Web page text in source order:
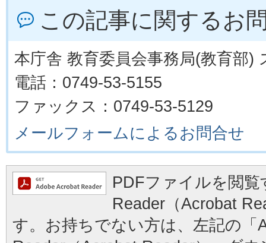
この記事に関するお
本庁舎 教育委員会事務局(教育部)
電話：0749-53-5155
ファックス：0749-53-5129
メールフォームによるお問合せ
PDFファイルを閲
Reader（Acrobat
す。お持ちでない方は、左記の「